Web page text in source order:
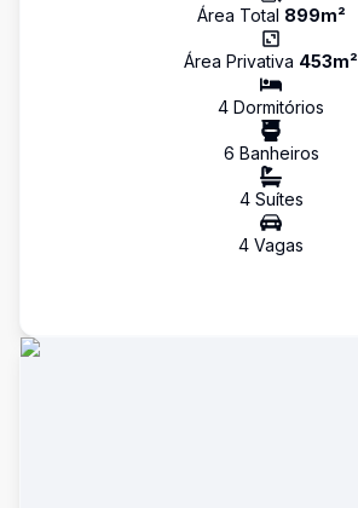
Área Total 899m²
Área Privativa 453m²
4 Dormitórios
6 Banheiros
4Suítes
4 Vagas